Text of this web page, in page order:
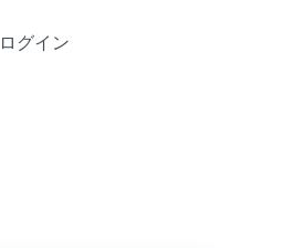
ログイン